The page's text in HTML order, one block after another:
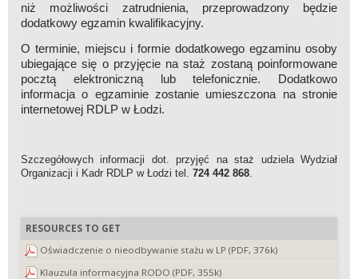
niż możliwości zatrudnienia, przeprowadzony będzie
dodatkowy egzamin kwalifikacyjny.
O terminie, miejscu i formie dodatkowego egzaminu osoby
ubiegające się o przyjęcie na staż zostaną poinformowane
pocztą elektroniczną lub telefonicznie. Dodatkowo
informacja o egzaminie zostanie umieszczona na stronie
internetowej RDLP w Łodzi.
Szczegółowych informacji dot. przyjęć na staż udziela Wydział
Organizacji i Kadr RDLP w Łodzi tel. 724 442 868
RESOURCES TO GET
Oświadczenie o nieodbywanie stażu w LP (PDF, 376k)
Klauzula informacyjna RODO (PDF, 355k)